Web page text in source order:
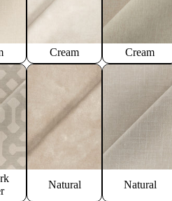
Cream Cream
Natural Natural